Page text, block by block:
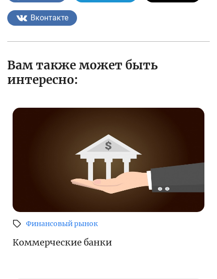
Вконтакте
Вам также может быть
интересно:
Финансовый рынок
Коммерческие банки